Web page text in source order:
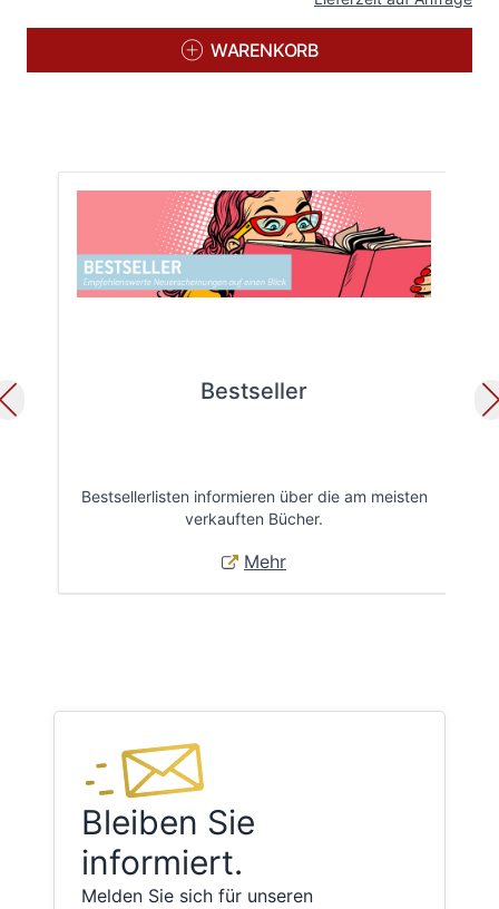
WARENKORB
Bestseller
Bestsellerlisten informieren über die am meisten
verkauften Bücher.
Mehr
Bleiben Sie
informiert.
Melden Sie sich für unseren